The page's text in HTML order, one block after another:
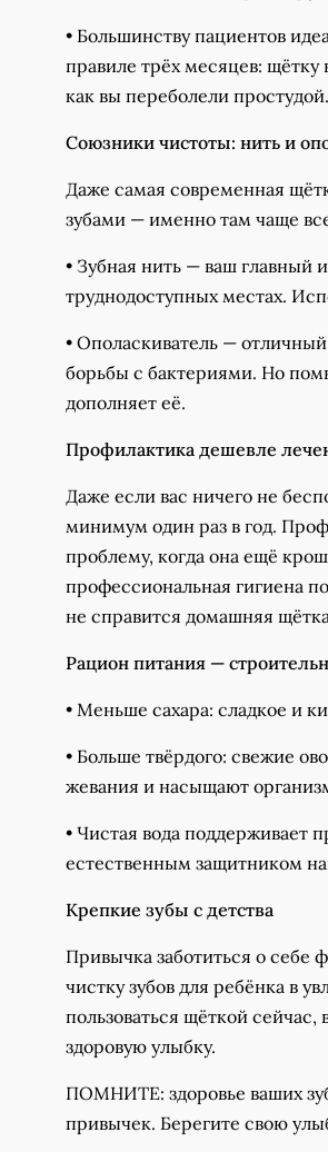
• Большинству пациентов
правиле трёх месяцев: щётку
как вы переболели простудой.
Союзники чистоты: нить и
Даже самая современная
зубами — именно там чаще
• Зубная нить — ваш главный
труднодоступных местах.
• Ополаскиватель —
борьбы с бактериями. Но
дополняет её.
Профилактика дешевле
Даже если вас ничего не
минимум один раз в год.
проблему, когда она ещё
профессиональная гигиена
не справится домашняя
Рацион питания —
• Меньше сахара: сладкое и
• Больше твёрдого: свежие
жевания и насыщают
• Чистая вода поддерживает
естественным защитником
Крепкие зубы с детства
Привычка заботиться о себе
чистку зубов для ребёнка в
пользоваться щёткой
здоровую улыбку.
ПОМНИТЕ: здоровье ваших
привычек. Берегите свою